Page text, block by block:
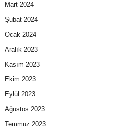
Mart 2024
Şubat 2024
Ocak 2024
Aralık 2023
Kasım 2023
Ekim 2023
Eylül 2023
Ağustos 2023
Temmuz 2023